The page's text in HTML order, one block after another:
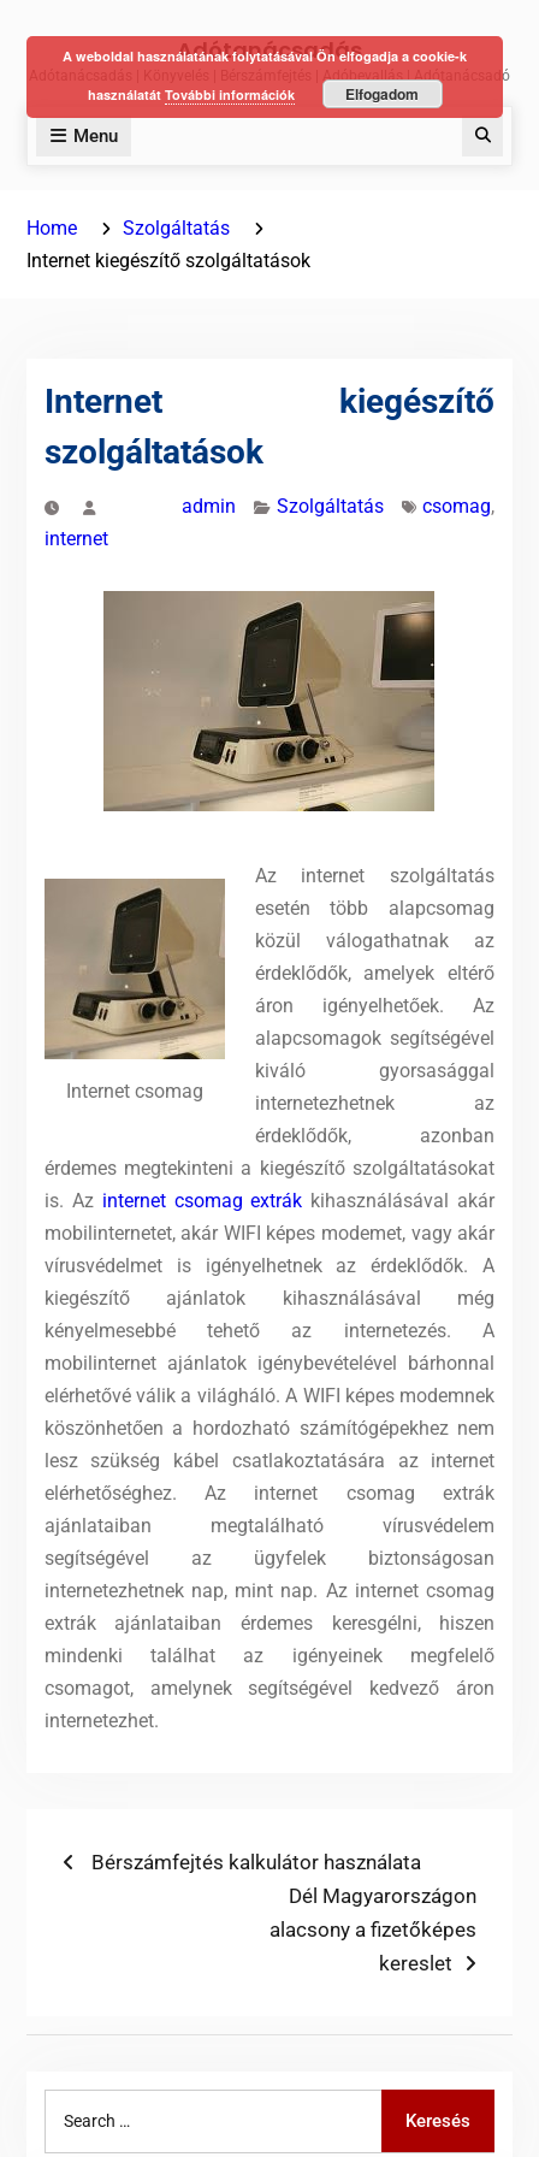
Adótanácsadás
Adótanácsadás | Könyvelés | Bérszámfejtés | Adóbevallás | Adótanácsadó
Menu
Home
Szolgáltatás
Internet kiegészítő szolgáltatások
Internet kiegészítő
szolgáltatások
admin Szolgáltatás csomag,
internet
Internet csomag
Az internet szolgáltatás
esetén több alapcsomag
közül válogathatnak az
érdeklődők, amelyek eltérő
áron igényelhetőek. Az
alapcsomagok segítségével
kiváló gyorsasággal
internetezhetnek az
érdeklődők, azonban
érdemes megtekinteni a kiegészítő szolgáltatásokat
is. Az internet csomag extrák kihasználásával akár
mobilinternetet, akár WIFI képes modemet, vagy akár
vírusvédelmet is igényelhetnek az érdeklődők. A
kiegészítő ajánlatok kihasználásával még
kényelmesebbé tehető az internetezés. A
mobilinternet ajánlatok igénybevételével bárhonnal
elérhetővé válik a világháló. A WIFI képes modemnek
köszönhetően a hordozható számítógépekhez nem
lesz szükség kábel csatlakoztatására az internet
elérhetőséghez. Az internet csomag extrák
ajánlataiban megtalálható vírusvédelem
segítségével az ügyfelek biztonságosan
internetezhetnek nap, mint nap. Az internet csomag
extrák ajánlataiban érdemes keresgélni, hiszen
mindenki találhat az igényeinek megfelelő
csomagot, amelynek segítségével kedvező áron
internetezhet.
Bejegyzés
Previous
Bérszámfejtés kalkulátor használata
Next
post:
Dél Magyarországon
alacsony a fizetőképes
kereslet
Keresés
A weboldal használatának folytatásával Ön elfogadja a cookie-k
használatát További információk Elfogadom